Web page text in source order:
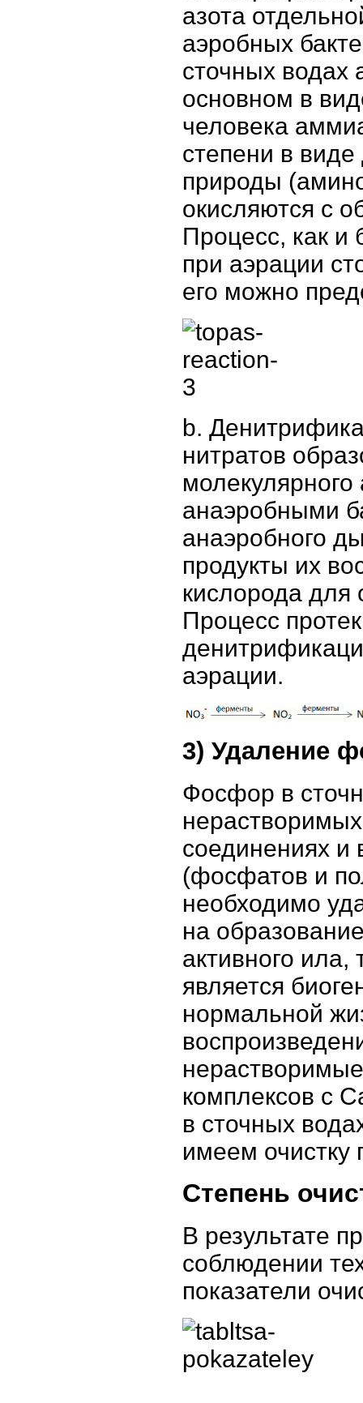
азота
аэробных
сточных водах
основном в
человека
степени в виде
природы
окисляются с
Процесс, как и
при аэрации
его можно
b.
нитратов
анаэробными
анаэробного
продукты их
кислорода для
Процесс
аэрации.
3) Удаление
Фосфор в
соединениях и
(фосфатов и
необходимо
на
активного
является
нормальной
комплексов с
в сточных
имеем
Степень
В результате
соблюдении
показатели